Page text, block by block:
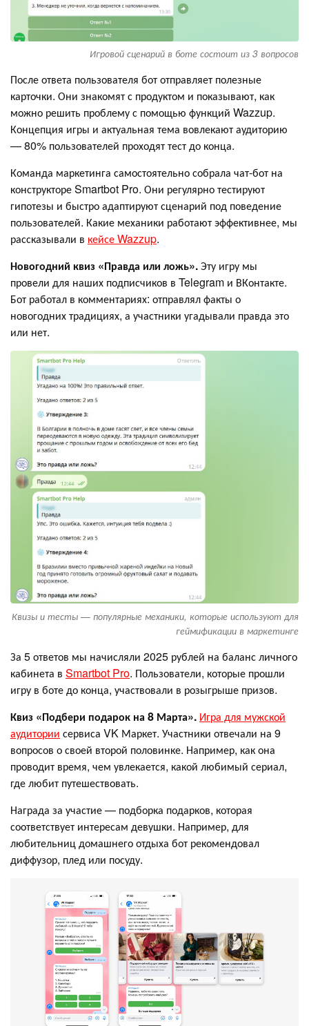
Игровой сценарий в боте состоит из 3 вопросов
После ответа пользователя бот отправляет полезные
карточки. Они знакомят с продуктом и показывают, как
можно решить проблему с помощью функций Wazzup.
Концепция игры и актуальная тема вовлекают аудиторию
— 80% пользователей проходят тест до конца.
Команда маркетинга самостоятельно собрала чат-бот на
конструкторе Smartbot Pro. Они регулярно тестируют
гипотезы и быстро адаптируют сценарий под поведение
пользователей. Какие механики работают эффективнее, мы
рассказывали в кейсе Wazzup.
Новогодний квиз «Правда или ложь».Эту игру мы
провели для наших подписчиков в Telegram и ВКонтакте.
Бот работал в комментариях: отправлял факты о
новогодних традициях, а участники угадывали правда это
или нет.
Квизы и тесты — популярные механики, которые используют для
геймификации в маркетинге
За 5 ответов мы начисляли 2025 рублей на баланс личного
кабинета в Smartbot Pro. Пользователи, которые прошли
игру в боте до конца, участвовали в розыгрыше призов.
Квиз «Подбери подарок на 8 Марта». Игра для мужской
аудитории сервиса VK Маркет. Участники отвечали на 9
вопросов о своей второй половинке. Например, как она
проводит время, чем увлекается, какой любимый сериал,
где любит путешествовать.
Награда за участие — подборка подарков, которая
соответствует интересам девушки. Например, для
любительниц домашнего отдыха бот рекомендовал
диффузор, плед или посуду.